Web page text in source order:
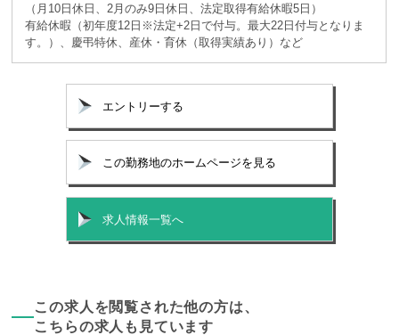
（月10日休日、2月のみ9日休日、法定取得有給休暇5日）
有給休暇（初年度12日※法定+2日で付与。最大22日付与となりま
す。）、慶弔特休、産休・育休（取得実績あり）など
エントリーする
この勤務地のホームページを見る
求人情報一覧へ
この求人を閲覧された他の方は、
こちらの求人も見ています